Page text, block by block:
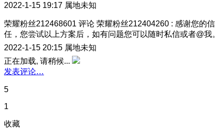
2022-1-15 19:17 属地未知
荣耀粉丝212468601 评论 荣耀粉丝212404260 : 感谢您的信
任，您尝试以上方案后，如有问题您可以随时私信或者@我。
2022-1-15 20:15 属地未知
正在加载, 请稍候...
发表评论…
5
1
收藏